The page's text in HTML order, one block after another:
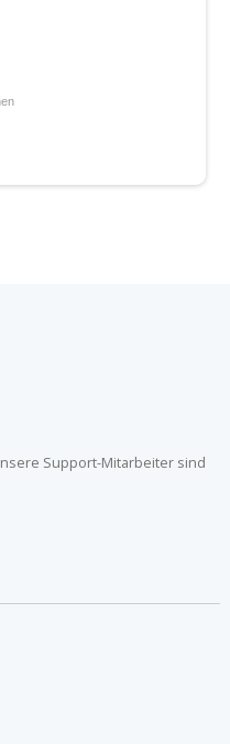
Support-Mitarbeiter sind